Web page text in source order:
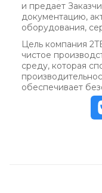
и предает
документацию,
оборудования,
Цель компания
чистое
среду, которая
обеспечивает